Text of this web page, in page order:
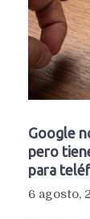
Google
pero
para
6 agosto,